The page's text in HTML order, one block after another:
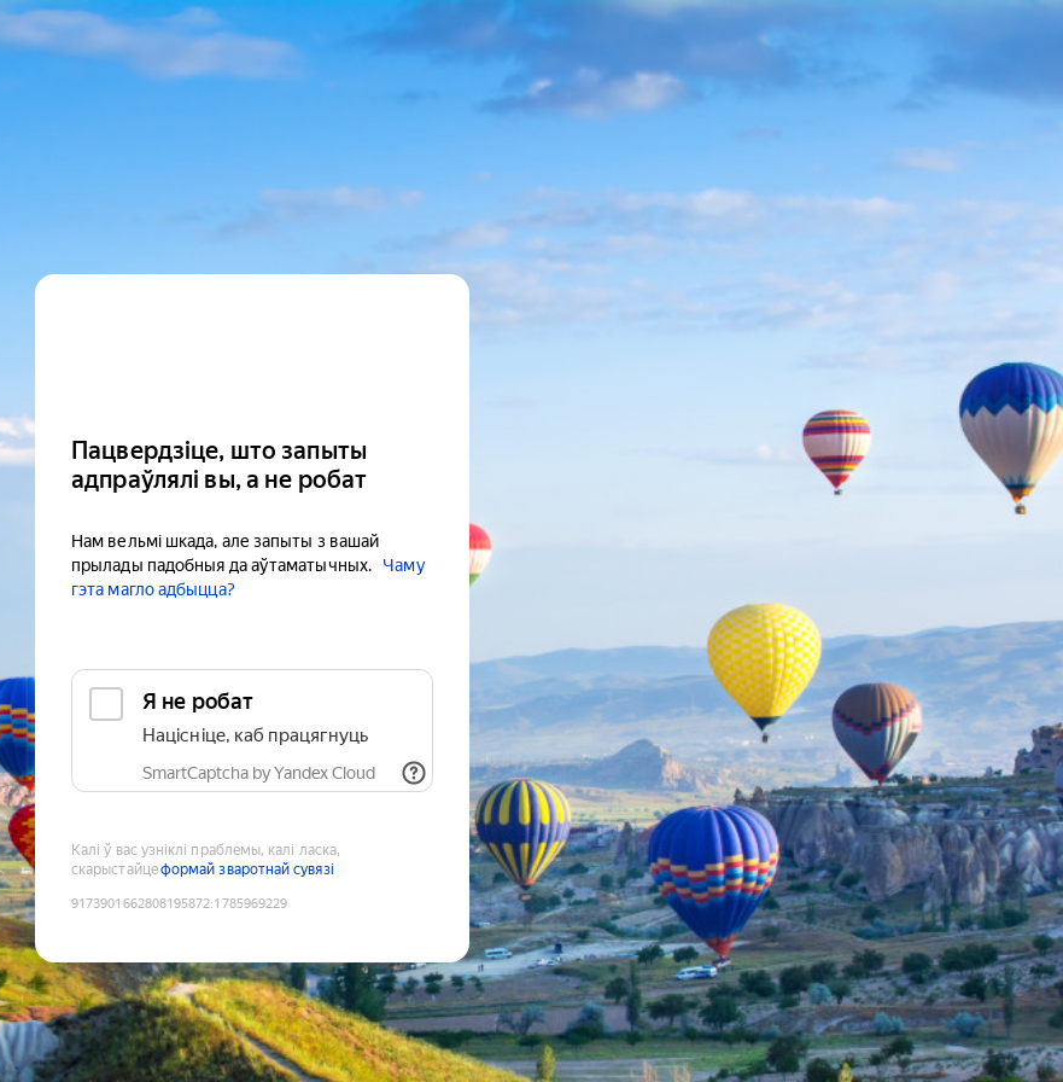
Пацвердзіце, што запыты
адпраўлялі вы, а не робат
Нам вельмі шкада, але запыты з вашай
прылады падобныя да аўтаматычных.
Чаму
гэта магло адбыцца?
Я не робат
Націсніце, каб працягнуць
SmartCaptcha by Yandex Cloud
Калі ў вас узніклі праблемы, калі ласка,
скарыстайцеформай зваротнай сувязі
9173901662808195872:1785969229